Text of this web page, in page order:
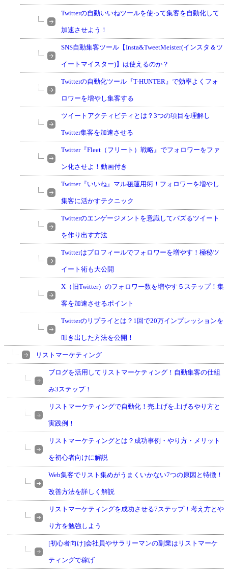
Twitterの自動いいねツールを使って集客を自動化して
加速させよう！
SNS自動集客ツール【Insta&TweetMeister(インスタ＆ツ
イートマイスター)】は使えるのか？
Twitterの自動化ツール『T-HUNTER』で効率よくフォ
ロワーを増やし集客する
ツイートアクティビティとは？3つの項目を理解し
Twitter集客を加速させる
Twitter『Fleet（フリート）戦略』でフォロワーをファ
ン化させよ！動画付き
Twitter『いいね』マル秘運用術！フォロワーを増やし
集客に活かすテクニック
Twitterのエンゲージメントを意識してバズるツイート
を作り出す方法
Twitterはプロフィールでフォロワーを増やす！極秘ツ
イート術も大公開
X（旧Twitter）のフォロワー数を増やす５ステップ！集
客を加速させるポイント
Twitterのリプライとは？1回で20万インプレッションを
叩き出した方法を公開！
リストマーケティング
ブログを活用してリストマーケティング！自動集客の仕組
み3ステップ！
リストマーケティングで自動化！売上げを上げるやり方と
実践例！
リストマーケティングとは？成功事例・やり方・メリット
を初心者向けに解説
Web集客でリスト集めがうまくいかない7つの原因と特徴！
改善方法を詳しく解説
リストマーケティングを成功させる7ステップ！考え方とや
り方を勉強しよう
[初心者向け]会社員やサラリーマンの副業はリストマーケ
ティングで稼げ